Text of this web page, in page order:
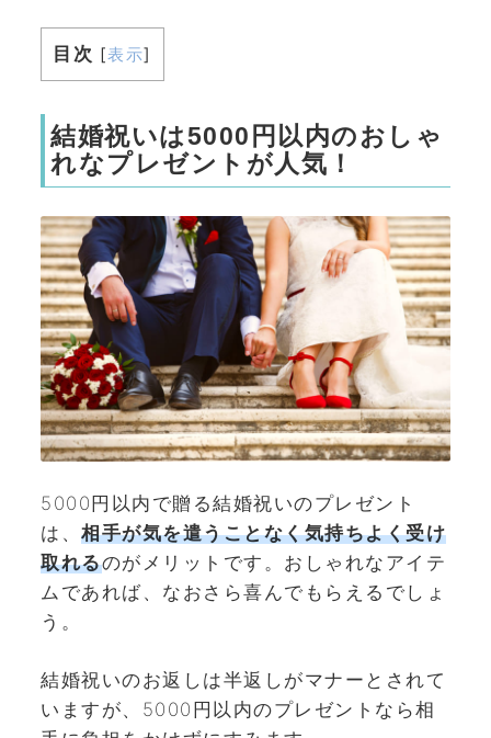
目次 [表示]
結婚祝いは5000円以内のおしゃ
れなプレゼントが人気！
5000円以内で贈る結婚祝いのプレゼント
は、 相手が気を遣うことなく気持ちよく受け
取れるのがメリットです。おしゃれなアイテ
ムであれば、なおさら喜んでもらえるでしょ
う。
結婚祝いのお返しは半返しがマナーとされて
いますが、5000円以内のプレゼントなら相